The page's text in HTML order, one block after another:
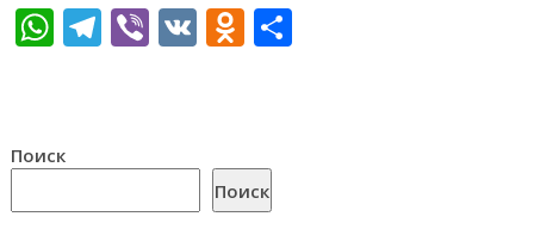
WhatsApp
Telegram
Viber
VKOdnoklassniki
Отправить
Поиск
Поиск